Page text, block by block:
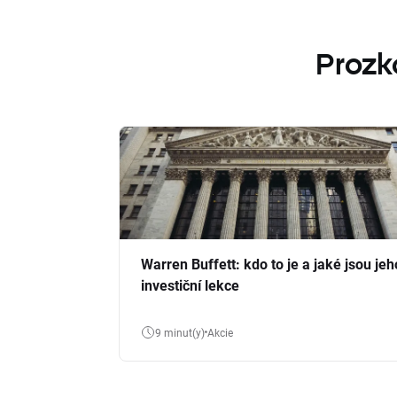
Warren Buffett: kdo to je a jaké jsou
investiční lekce
9 minut(y) Akcie